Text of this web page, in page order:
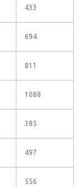
433
694
811
1088
385
497
556